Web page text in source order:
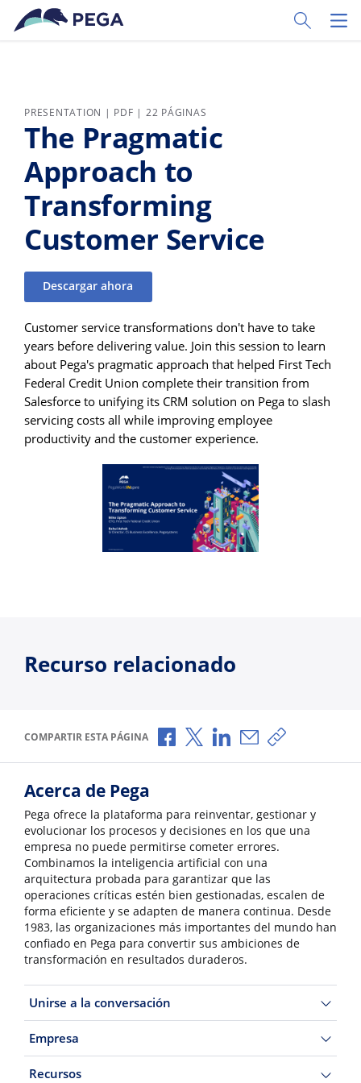
Ir al contenido principal
Toggle
PRESENTATION | PDF | 22 PÁGINAS
The Pragmatic
Approach to
Transforming
Customer Service
Descargar ahora
Customer service transformations don't have to take
years before delivering value. Join this session to learn
about Pega's pragmatic approach that helped First Tech
Federal Credit Union complete their transition from
Salesforce to unifying its CRM solution on Pega to slash
servicing costs all while improving employee
productivity and the customer experience.
Recurso relacionado
COMPARTIR ESTA PÁGINA Compartir a través de Facebook
Compartir a través de X
Compartir a través de
Compartir por
Copiar
Acerca de Pega
Pega ofrece la plataforma para reinventar, gestionar y
evolucionar los procesos y decisiones en los que una
empresa no puede permitirse cometer errores.
Combinamos la inteligencia artificial con una
arquitectura probada para garantizar que las
operaciones críticas estén bien gestionadas, escalen de
forma eficiente y se adapten de manera continua. Desde
1983, las organizaciones más importantes del mundo han
confiado en Pega para convertir sus ambiciones de
transformación en resultados duraderos.
Unirse a la conversación
Empresa
Recursos